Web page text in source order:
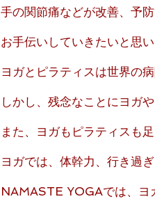
手の関節痛などが​改善、予
お手伝いしていきたいと思い
ヨガとピラティスは世界の
しかし、残念なことにヨガ
また、ヨガもピラティスも
ヨガでは、体幹力、行き過
NAMASTE YOGAでは、ヨ